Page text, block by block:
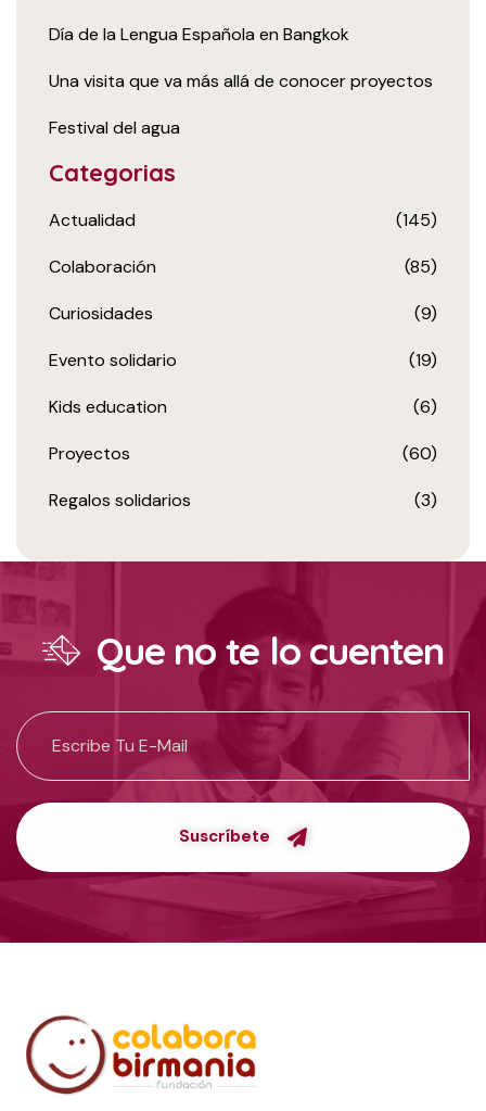
Día de la Lengua Española en Bangkok
Una visita que va más allá de conocer proyectos
Festival del agua
Categorias
Actualidad (145)
Colaboración (85)
Curiosidades (9)
Evento solidario (19)
Kids education (6)
Proyectos (60)
Regalos solidarios (3)
Que no te lo cuenten
Suscríbete